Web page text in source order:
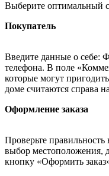
Выберите оптимальный
Покупатель
Введите данные о себе:
телефона. В поле
которые могут
доме считаются справа
Оформление заказа
Проверьте
выбор местоположения,
кнопку «Оформить